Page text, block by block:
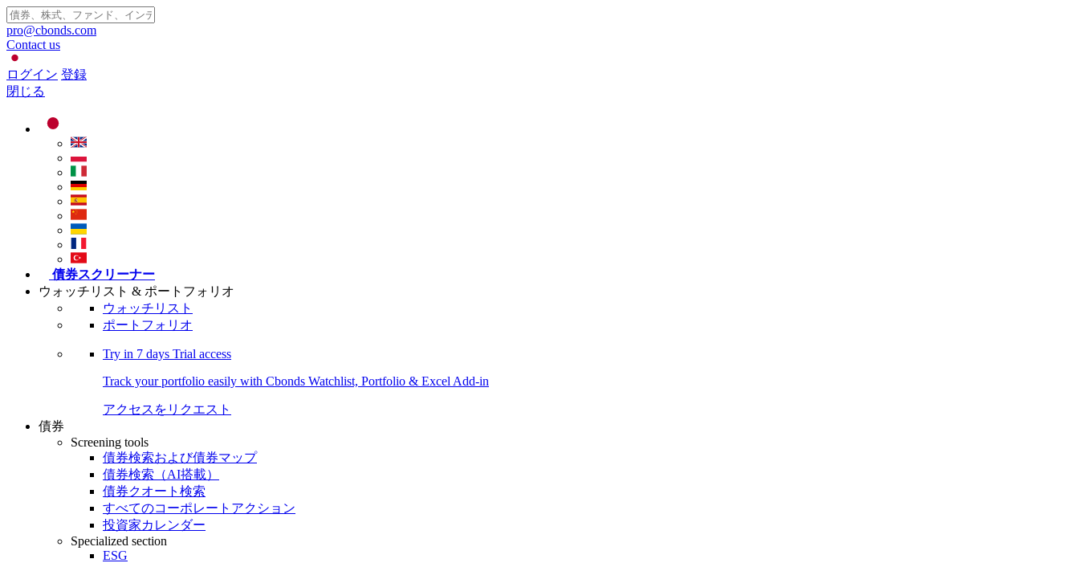
pro@cbonds.com
Contact us
ログイン 登録
閉じる
債券スクリーナー
ウォッチリスト & ポートフォリオ
ウォッチリスト
ポートフォリオ
Try in 7 days Trial access
Track your portfolio easily with Cbonds Watchlist, Portfolio & Excel Add-in
アクセスをリクエスト
債券
Screening tools
債券検索および債券マップ
債券検索（AI搭載）
債券クオート検索
すべてのコーポレートアクション
投資家カレンダー
Specialized section
ESG